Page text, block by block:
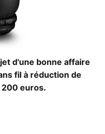
d'une bonne affaire
fil à réduction de
200 euros.